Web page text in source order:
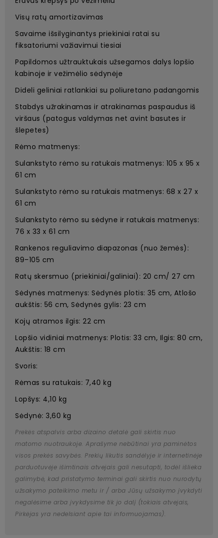
Visų ratų amortizavimas
Savaime išsilyginantys priekiniai ratai su
fiksatoriumi važiavimui tiesiai
Papildomos užtrauktukais užsegamos dalys lopšio
kabinoje ir vežimėlio sėdynėje
Dideli geliniai ratlankiai su poliuretano padangomis
Stabdys užrakinamas ir atrakinamas paspaudus iš
viršaus (patogus valdymas net avint basutes ir
šlepetes)
Rėmo matmenys:
Sulankstyto rėmo su ratukais matmenys: 105 x 95 x
61 cm
Sulankstyto rėmo su ratukais matmenys: 68 x 27 x
61 cm
Sulankstyto rėmo su sėdyne ir ratukais matmenys:
76 x 33 x 61 cm
Rankenos reguliavimo diapazonas (nuo žemės):
89–105 cm
Ratų skersmuo (priekiniai/galiniai): 20 cm/ 27 cm
Sėdynės matmenys: Sėdynės plotis: 35 cm, Atlošo
aukštis: 56 cm, Sėdynės gylis: 23 cm
Kojų atramos ilgis: 22 cm
Lopšio vidiniai matmenys: Plotis: 33 cm, Ilgis: 80 cm,
Aukštis: 18 cm
Svoris:
Rėmas su ratukais: 7,40 kg
Lopšys: 4,10 kg
Sėdynė: 3,60 kg
Prekės atspalvis arba dizaino detalė gali skirtis nuo
matomo nuotraukoje. Aprašyme nebūtinai yra paminėtos
visos prekės savybės. Prekių likutis sandėlyje ir internetinėje
parduotuvėje išimtinais atvejais gali nesutapti, todėl išlieka
galimybė, kad pristatymo terminai gali skirtis nuo nurodytų
užsakymo pateikimo metu ir / arba Jūsų užsakymo įvykdyti
negalėsime arba įvykdysime tik jo dalį (tokiais atvejais,
Pirkėjas yra nedelsiant apie tai informuojamas).